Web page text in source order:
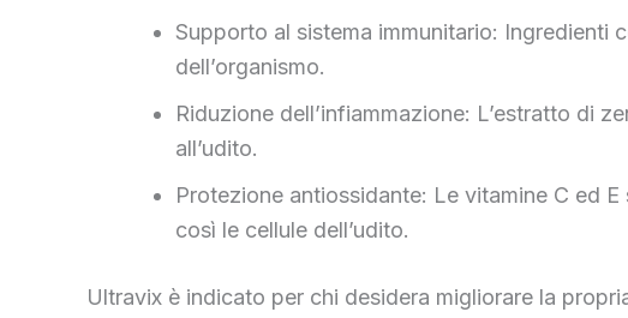
Supporto al sistema immunitario: Ingredienti
dell’organismo.
Riduzione dell’infiammazione: L’estratto di
all’udito.
Protezione antiossidante: Le vitamine C ed
così le cellule dell’udito.
Ultravix è indicato per chi desidera migliorare la